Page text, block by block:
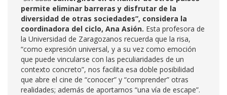
permite eliminar barreras y disfrutar de la
diversidad de otras sociedades”, considera la
coordinadora del ciclo, Ana Asión. Esta profesora de
la Universidad de Zaragozanos recuerda que la risa,
“como expresión universal, y a su vez como emoción
que puede vincularse con las peculiaridades de un
contexto concreto”, nos facilita esa doble posibilidad
que abre el cine de “conocer” y “comprender” otras
realidades; además de aportarnos “una vía de escape”.